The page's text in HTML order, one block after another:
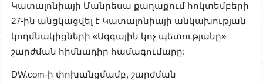
Կատալոնիայի Մանրեսա քաղաքում հոկտեմբերի
27-ին անցկացվել է Կատալոնիայի անկախության
կողմնակիցների «Ազգային կոչ պետությանը»
շարժման հիմնադիր համագումարը:
DW.com-ի փոխանցմամբ, շարժման